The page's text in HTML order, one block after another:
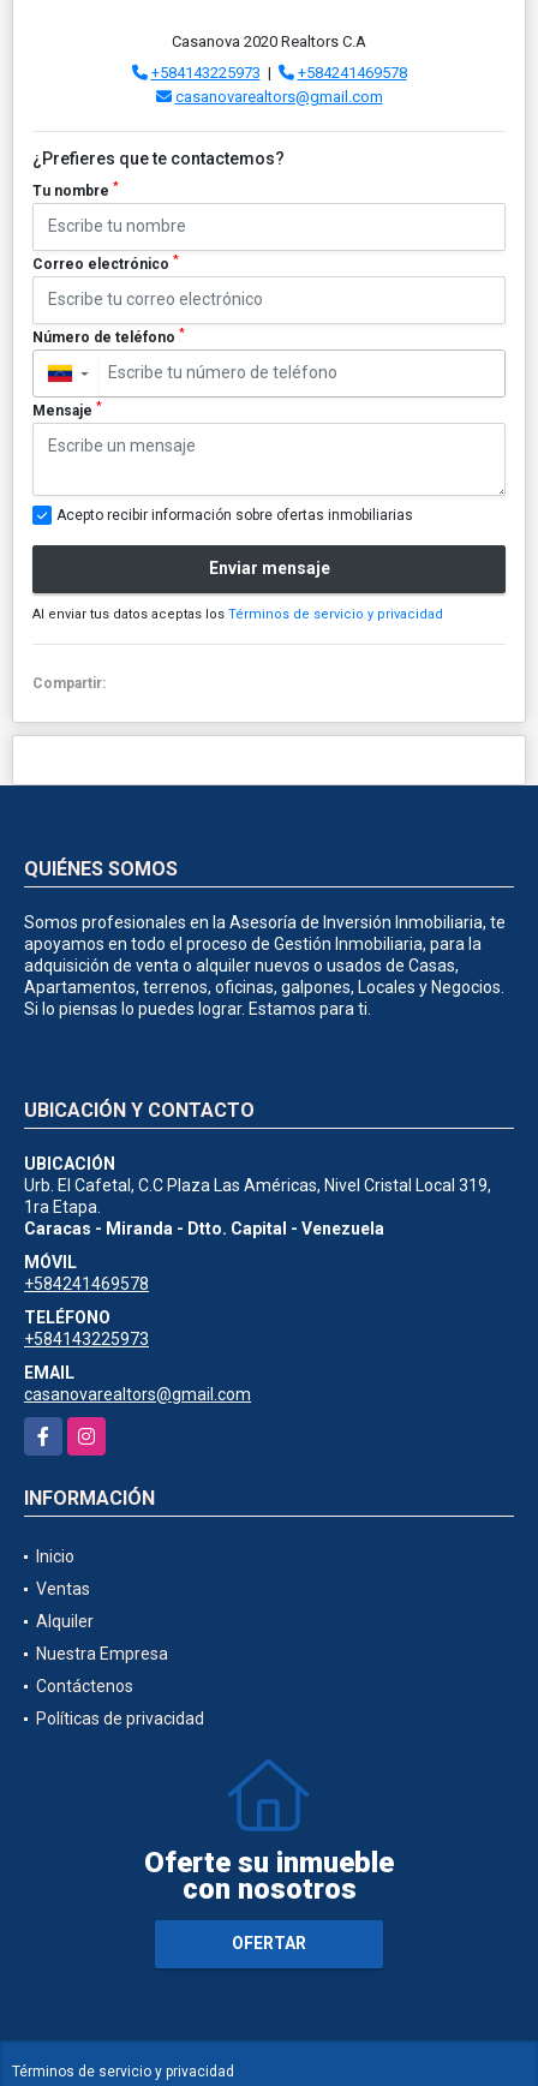
Casanova 2020 Realtors C.A
+584143225973 |
+584241469578
casanovarealtors@gmail.com
¿Prefieres que te contactemos?
Tu nombre *
Correo electrónico *
Número de teléfono *
▼
Mensaje *
Acepto recibir información sobre ofertas inmobiliarias
Enviar mensaje
Al enviar tus datos aceptas los Términos de servicio y privacidad
Compartir:
QUIÉNES SOMOS
Somos profesionales en la Asesoría de Inversión Inmobiliaria, te
apoyamos en todo el proceso de Gestión Inmobiliaria, para la
adquisición de venta o alquiler nuevos o usados de Casas,
Apartamentos, terrenos, oficinas, galpones, Locales y Negocios.
Si lo piensas lo puedes lograr. Estamos para ti.
UBICACIÓN Y CONTACTO
UBICACIÓN
Urb. El Cafetal, C.C Plaza Las Américas, Nivel Cristal Local 319,
1ra Etapa.
Caracas - Miranda - Dtto. Capital - Venezuela
MÓVIL
+584241469578
TELÉFONO
+584143225973
EMAIL
casanovarealtors@gmail.com
FacebookInstagram
INFORMACIÓN
Inicio
Ventas
Alquiler
Nuestra Empresa
Contáctenos
Políticas de privacidad
Oferte su inmueble
con nosotros
OFERTAR
Términos de servicio y privacidad